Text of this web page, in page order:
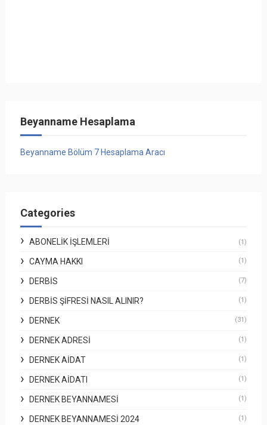
Beyanname Hesaplama
Beyanname Bölüm 7 Hesaplama Aracı
Categories
ABONELIK İŞLEMLERI (1)
CAYMA HAKKI (1)
DERBİS (7)
DERBİS ŞIFRESI NASIL ALINIR? (1)
DERNEK (31)
DERNEK ADRESI (1)
DERNEK AIDAT (1)
DERNEK AIDATI (1)
DERNEK BEYANNAMESI (1)
DERNEK BEYANNAMESI 2024 (1)